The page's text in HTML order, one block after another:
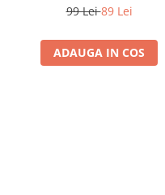
99 Lei89 Lei
ADAUGA IN COS